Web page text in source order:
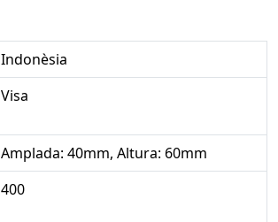
Indonèsia
Visa
Amplada: 40mm, Altura: 60mm
400